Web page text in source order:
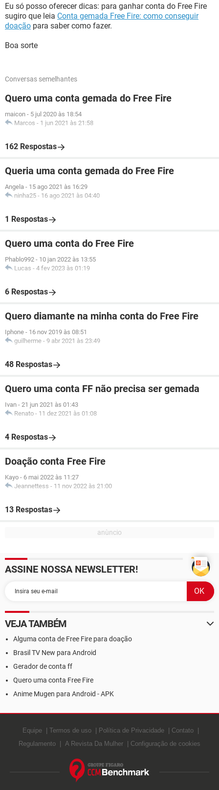
Eu só posso oferecer dicas: para ganhar conta do Free Fire
sugiro que leia Conta gemada Free Fire: como conseguir
doação para saber como fazer.
Boa sorte
Conversas semelhantes
Quero uma conta gemada do Free Fire
maicon - 5 jul 2020 às 18:54
Marcos - 1 jun 2021 às 21:58
162 Respostas
Queria uma conta gemada do Free Fire
Angela - 15 ago 2021 às 16:29
ninha25 - 16 ago 2021 às 04:40
1 Respostas
Quero uma conta do Free Fire
Phablo992 - 10 jan 2022 às 13:55
Lucas - 4 fev 2023 às 01:19
6 Respostas
Quero diamante na minha conta do Free Fire
Iphone - 16 nov 2019 às 08:51
guilherme - 9 abr 2021 às 23:49
48 Respostas
Quero uma conta FF não precisa ser gemada
Ivan - 21 jun 2021 às 01:43
Renato - 11 dez 2021 às 01:08
4 Respostas
Doação conta Free Fire
Kayo - 6 mai 2022 às 11:27
Jeannettess - 11 nov 2022 às 21:00
13 Respostas
ASSINE NOSSA NEWSLETTER!
VEJA TAMBÉM
Alguma conta de Free Fire para doação
Brasil TV New para Android
Gerador de conta ff
Quero uma conta Free Fire
Anime Mugen para Android - APK
Equipe Termos de uso Política de Privacidade
Contato
Regulamento
A Revista Da Mulher Configuração de cookies